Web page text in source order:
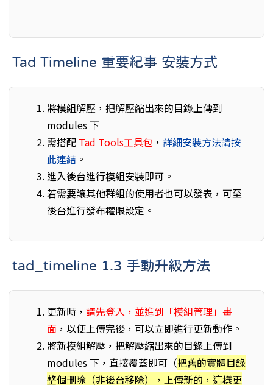
Tad Timeline 重要紀事 安裝方式
將模組解壓，把解壓縮出來的目錄上傳到
modules 下
需搭配 Tad Tools工具包 ， 詳細安裝方法請按
此連結 。
進入後台進行模組安裝即可。
若需要讓其他群組的使用者也可以發表，可至
後台進行發布權限設定。
tad_timeline 1.3 手動升級方法
更新時， 請先登入，並進到「模組管理」畫
面 ，以便上傳完後，可以立即進行更新動作。
將新模組解壓，把解壓縮出來的目錄上傳到
modules 下，直接覆蓋即可（把舊的實體目錄
整個刪除（非後台移除），上傳新的，這樣更